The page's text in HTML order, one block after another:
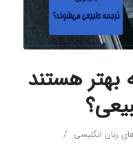
بهتر هستند
زبان انگلیسی /